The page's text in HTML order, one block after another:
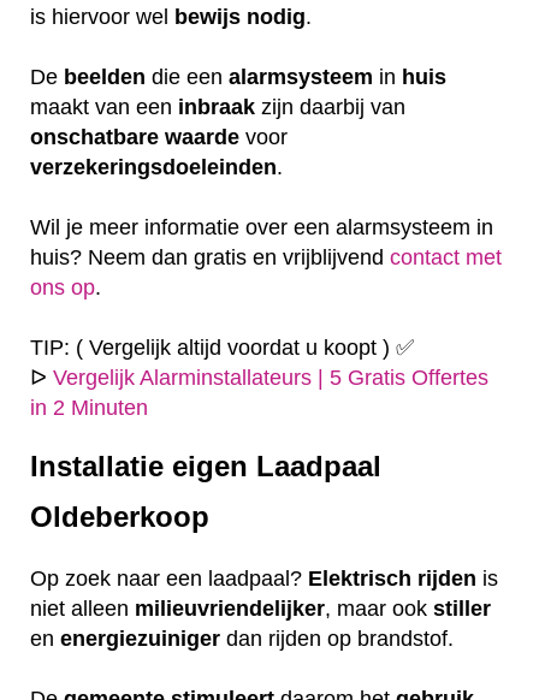
is hiervoor wel bewijs nodig.
De beelden die een alarmsysteem in huis
maakt van een inbraak zijn daarbij van
onschatbare waarde voor
verzekeringsdoeleinden.
Wil je meer informatie over een alarmsysteem in
huis? Neem dan gratis en vrijblijvend contact met
ons op.
TIP: ( Vergelijk altijd voordat u koopt ) ✅
ᐅ Vergelijk Alarminstallateurs | 5 Gratis Offertes
in 2 Minuten
Installatie eigen Laadpaal
Oldeberkoop
Op zoek naar een laadpaal? Elektrisch rijden is
niet alleen milieuvriendelijker, maar ook stiller
en energiezuiniger dan rijden op brandstof.